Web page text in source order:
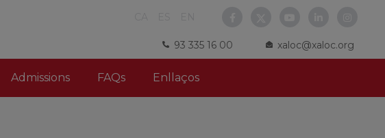
93 335 16 00 xaloc@xaloc.org
Admissions FAQs Enllaços